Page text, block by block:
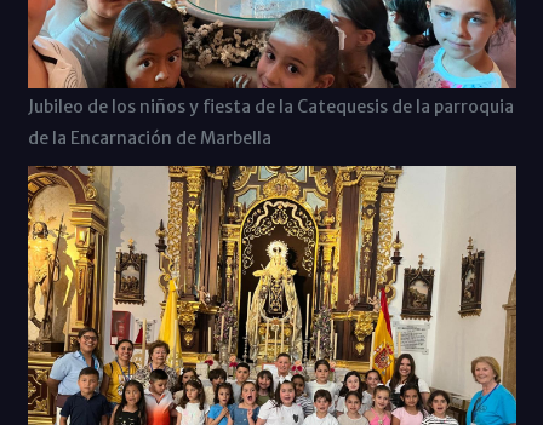
Jubileo de los niños y fiesta de la Catequesis de la parroquia
de la Encarnación de Marbella